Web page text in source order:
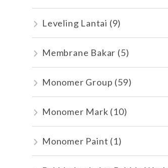
Leveling Lantai (9)
Membrane Bakar (5)
Monomer Group (59)
Monomer Mark (10)
Monomer Paint (1)